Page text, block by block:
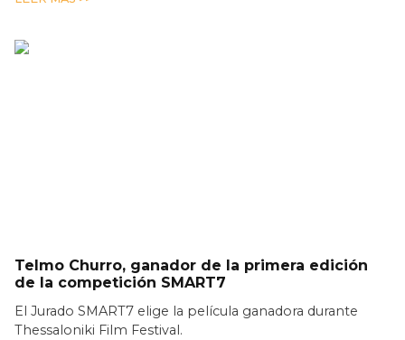
Telmo Churro, ganador de la primera edición
de la competición SMART7
El Jurado SMART7 elige la película ganadora durante
Thessaloniki Film Festival.